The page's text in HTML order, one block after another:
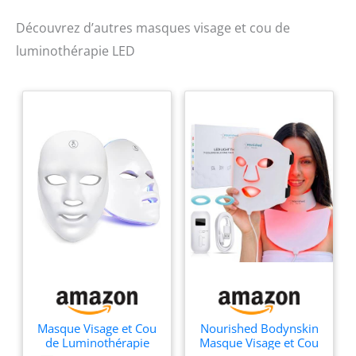
Équipé de 684 LED sur
pour aider à raffermir la
texture et s’adapter à
tous les types de peau.
Pas d'inconfort autour
des yeux ou du nez. Nous
avons développé le
masque de thérapie par
la lumière bleue et rouge
le plus léger et le plus
confortable, qui cible
La luminothérapie faciale
a montré qu'elle améliore
les signes de
vieillissement et
Découvrez d’autres masques visage et cou de
luminothérapie LED
Masque Visage et Cou
de Luminothérapie
Nourished Bodynskin
Masque Visage et Cou